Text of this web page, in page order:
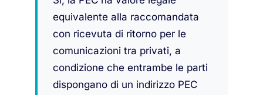
equivalente alla raccomandata
con ricevuta di ritorno per le
comunicazioni tra privati, a
condizione che entrambe le parti
dispongano di un indirizzo PEC